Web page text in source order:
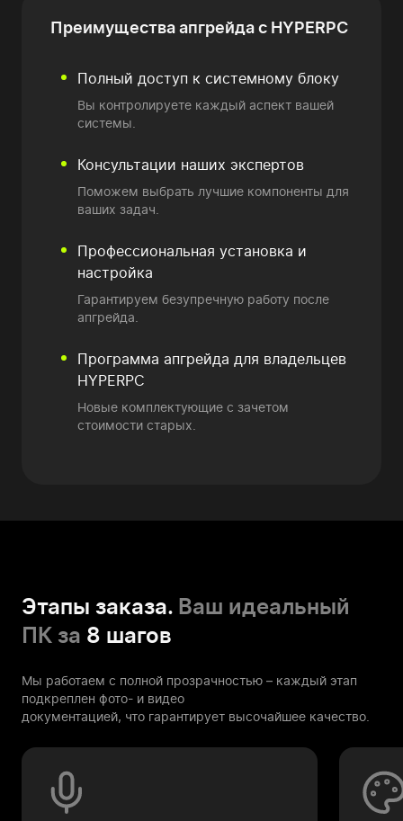
Преимуществаапгрейда с HYPERPC
Полный доступ к системному блоку
Вы контролируете каждый аспект вашей
системы.
Консультации наших экспертов
Поможем выбрать лучшие компоненты для
ваших задач.
Профессиональная установка и
настройка
Гарантируем безупречную работу после
апгрейда.
Программа апгрейда для владельцев
HYPERPC
Новые комплектующие с зачетом
стоимости старых.
Этапы заказа. Ваш идеальный
ПК за 8 шагов
Мы работаем с полной прозрачностью – каждый этап
подкреплен фото- и видео
документацией, что гарантирует высочайшее качество.